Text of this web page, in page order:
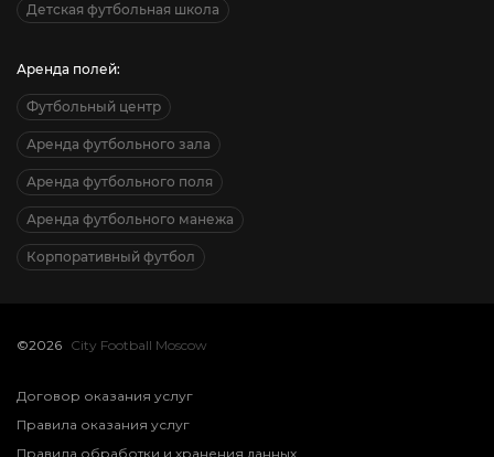
Детская футбольная школа
Аренда полей:
Футбольный центр
Аренда футбольного зала
Аренда футбольного поля
Аренда футбольного манежа
Корпоративный футбол
©2026 City Football Moscow
Договор оказания услуг
Правила оказания услуг
Правила обработки и хранения данных